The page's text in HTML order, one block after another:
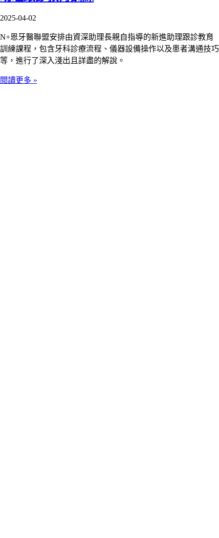
2025-04-02
N+恩牙醫聯盟安排由資深助理長親自指導的新進助理跟診教育
訓練課程，包含牙科診療流程、儀器設備操作以及患者溝通技巧
等，進行了深入淺出且詳盡的解說。
閱讀更多 »